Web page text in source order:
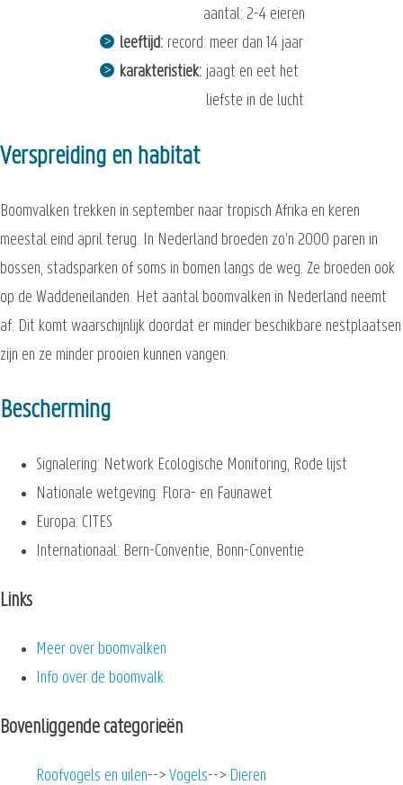
aantal: 2-4 eieren
leeftijd record: meer dan 14 jaar
karakteristiek jaagt en eet het
liefste in de lucht
Verspreiding en habitat
Boomvalken trekken in september naar tropisch Afrika en keren
meestal eind april terug. In Nederland broeden zo'n 2000 paren in
bossen, stadsparken of soms in bomen langs de weg. Ze broeden ook
op de Waddeneilanden. Het aantal boomvalken in Nederland neemt
af. Dit komt waarschijnlijk doordat er minder beschikbare nestplaatsen
zijn en ze minder prooien kunnen vangen.
Bescherming
Signalering: Network Ecologische Monitoring, Rode lijst
Nationale wetgeving: Flora- en Faunawet
Europa: CITES
Internationaal: Bern-Conventie, Bonn-Conventie
Links
Meer over boomvalken
Info over de boomvalk
Bovenliggende categorieën
Roofvogels en uilen Vogels Dieren